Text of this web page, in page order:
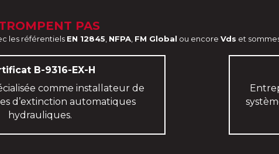
PAS
les référentiels EN 12845, NFPA, FM Global ou encore Vds et
B-9316-EX-H
comme installateur de
d’extinction automatiques
hydrauliques.